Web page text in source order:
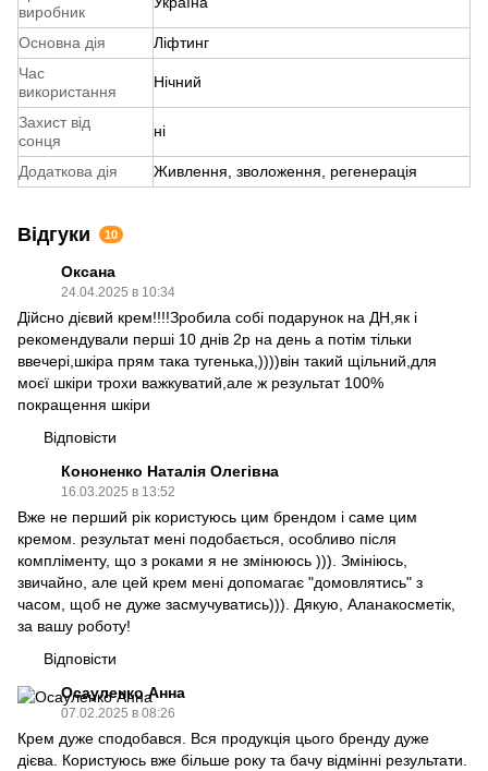
виробник
Основна дія
Ліфтинг
Час
використання
Нічний
Захист від
сонця
ні
Додаткова дія Живлення, зволоження, регенерація
Відгуки 10
Оксана
24.04.2025 в 10:34
Дійсно дієвий крем!!!!Зробила собі подарунок на ДН,як і
рекомендували перші 10 днів 2р на день а потім тільки
ввечері,шкіра прям така тугенька,))))він такий щільний,для
моєї шкіри трохи важкуватий,але ж результат 100%
покращення шкіри
Відповісти
Кононенко Наталія Олегівна
16.03.2025 в 13:52
Вже не перший рік користуюсь цим брендом і саме цим
кремом. результат мені подобається, особливо після
компліменту, що з роками я не змінююсь ))). Змініюсь,
звичайно, але цей крем мені допомагає "домовлятись" з
часом, щоб не дуже засмучуватись))). Дякую, Аланакосметік,
за вашу роботу!
Відповісти
Осауленко Анна
07.02.2025 в 08:26
Крем дуже сподобався. Вся продукція цього бренду дуже
дієва. Користуюсь вже більше року та бачу відмінні результати.